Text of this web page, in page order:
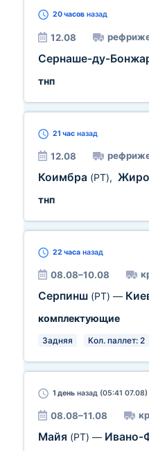
20 часов назад
12.08
Сернаше-ду-
тнп
21 час назад
12.08
Коимбра (PT),
тнп
22 часа назад
08.08–10.08
Серпинш (PT) —
комплектующие
Задняя Кол. паллет: 2
1 день назад (05:41 07.08)
08.08–11.08
Майя (PT) — Ивано-